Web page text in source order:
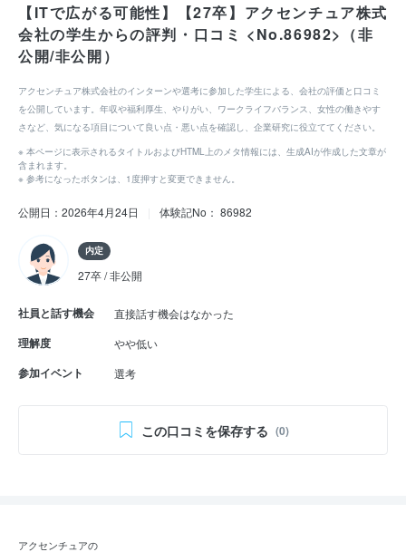
【ITで広がる可能性】【27卒】アクセンチュア株式
会社の学生からの評判・口コミ <No.86982>（非
公開/非公開）
アクセンチュア株式会社のインターンや選考に参加した学生による、会社の評価と口コミ
を公開しています。年収や福利厚生、やりがい、ワークライフバランス、女性の働きやす
さなど、気になる項目について良い点・悪い点を確認し、企業研究に役立ててください。
※ 本ページに表示されるタイトルおよびHTML上のメタ情報には、生成AIが作成した文章が
含まれます。
※ 参考になったボタンは、1度押すと変更できません。
公開日：2026年4月24日 体験記No： 86982
内定
27卒 / 非公開
社員と話す機会 直接話す機会はなかった
理解度 やや低い
参加イベント 選考
この口コミを保存する (0)
アクセンチュアの